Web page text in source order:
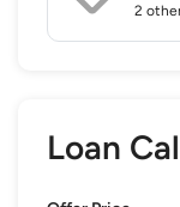
2
Loan